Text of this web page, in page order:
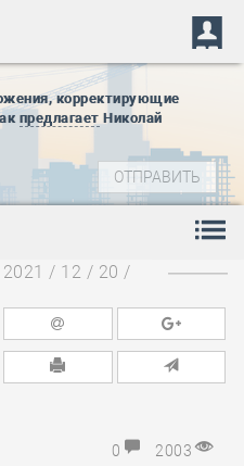
корректирующие
предлагает Николай
2021 / 12 / 20 /
0 2003